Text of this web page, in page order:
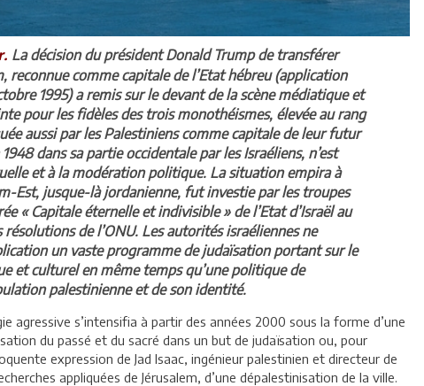
La décision du président Donald Trump de transférer
reconnue comme capitale de l’Etat hébreu (application
1995) a remis sur le devant de la scène médiatique et
pour les fidèles des trois monothéismes, élevée au rang
aussi par les Palestiniens comme capitale de leur futur
dans sa partie occidentale par les Israéliens, n’est
et à la modération politique. La situation empira à
Est, jusque-là jordanienne, fut investie par les troupes
« Capitale éternelle et indivisible » de l’Etat d’Israël au
de l’ONU. Les autorités israéliennes ne
un vaste programme de judaïsation portant sur le
et culturel en même temps qu’une politique de
palestinienne et de son identité.
agressive s’intensifia à partir des années 2000 sous la forme d’une
du passé et du sacré dans un but de judaïsation ou, pour
expression de Jad Isaac, ingénieur palestinien et directeur de
appliquées de Jérusalem, d’une dépalestinisation de la ville.